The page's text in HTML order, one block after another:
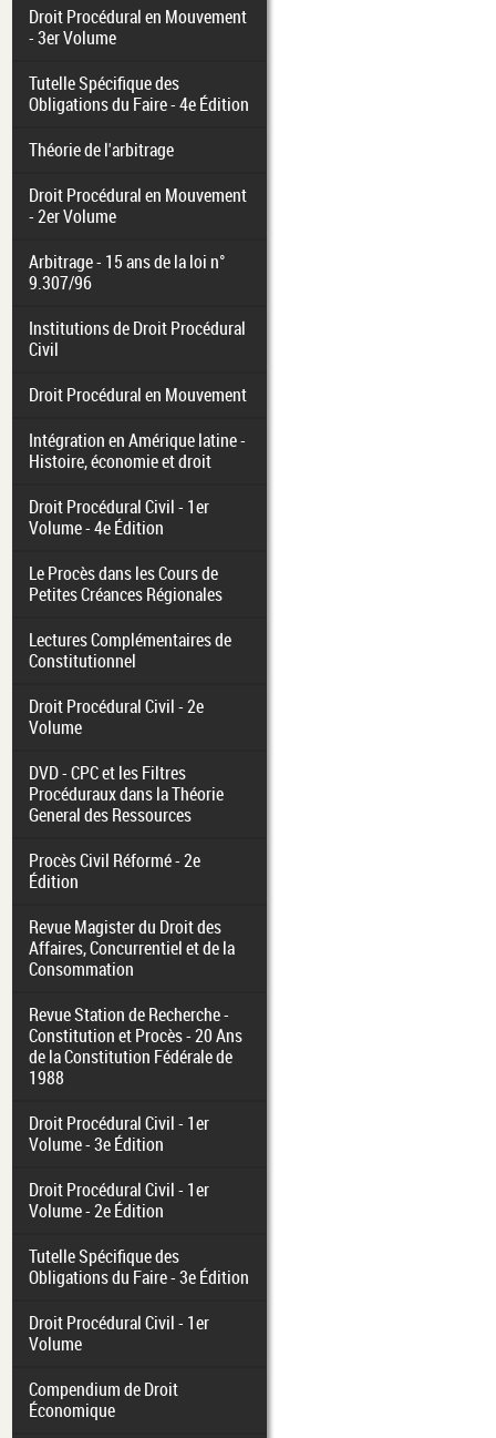
Droit Procédural en Mouvement
- 3er Volume
Tutelle Spécifique des
Obligations du Faire - 4e Édition
Théorie de l'arbitrage
Droit Procédural en Mouvement
- 2er Volume
Arbitrage - 15 ans de la loi n°
9.307/96
Institutions de Droit Procédural
Civil
Droit Procédural en Mouvement
Intégration en Amérique latine -
Histoire, économie et droit
Droit Procédural Civil - 1er
Volume - 4e Édition
Le Procès dans les Cours de
Petites Créances Régionales
Lectures Complémentaires de
Constitutionnel
Droit Procédural Civil - 2e
Volume
DVD - CPC et les Filtres
Procéduraux dans la Théorie
General des Ressources
Procès Civil Réformé - 2e
Édition
Revue Magister du Droit des
Affaires, Concurrentiel et de la
Consommation
Revue Station de Recherche -
Constitution et Procès - 20 Ans
de la Constitution Fédérale de
1988
Droit Procédural Civil - 1er
Volume - 3e Édition
Droit Procédural Civil - 1er
Volume - 2e Édition
Tutelle Spécifique des
Obligations du Faire - 3e Édition
Droit Procédural Civil - 1er
Volume
Compendium de Droit
Économique